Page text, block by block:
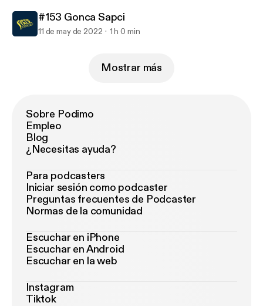
#153 Gonca Sapci
11 de may de 2022 1 h 0 min
Mostrar más
Sobre Podimo
Empleo
Blog
¿Necesitas ayuda?
Para podcasters
Iniciar sesión como podcaster
Preguntas frecuentes de Podcaster
Normas de la comunidad
Escuchar en iPhone
Escuchar en Android
Escuchar en la web
Instagram
Tiktok